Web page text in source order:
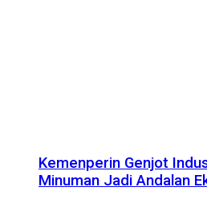
Kemenperin Genjot
Minuman Jadi Andalan